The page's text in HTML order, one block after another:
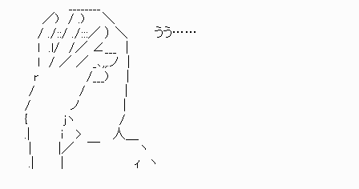
／) / .) ＼
/ ./::/ ./:::／ ） ＼ うう……
l .l/ /／ ∠___ |
l / ／ ／ _､,,.ノ |
r /___) |
/ / |
/ ノ |
{ jヽ /
.| i > 人＿
| |／ ￣ ヽ
.| | ｨ ヽ